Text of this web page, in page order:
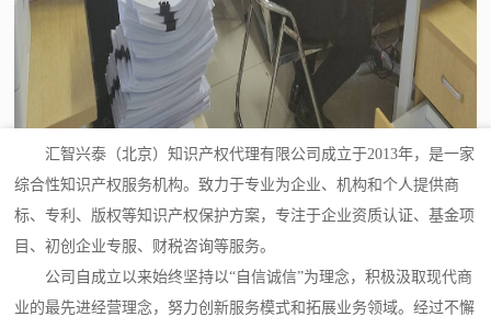
汇智兴泰（北京）知识产权代理有限公司成立于2013年，是一家
综合性知识产权服务机构。致力于专业为企业、机构和个人提供商
标、专利、版权等知识产权保护方案，专注于企业资质认证、基金项
目、初创企业专服、财税咨询等服务。
公司自成立以来始终坚持以“自信诚信”为理念，积极汲取现代商
业的最先进经营理念，努力创新服务模式和拓展业务领域。经过不懈